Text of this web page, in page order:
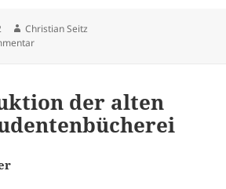
Autor
Christian Seitz
zu Ein Erwerbungsmodul für das
der alten